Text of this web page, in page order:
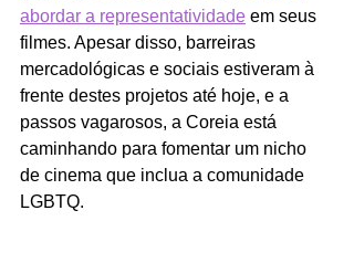
abordar a representatividade em seus
filmes. Apesar disso, barreiras
mercadológicas e sociais estiveram à
frente destes projetos até hoje, e a
passos vagarosos, a Coreia está
caminhando para fomentar um nicho
de cinema que inclua a comunidade
LGBTQ.